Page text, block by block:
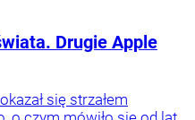
Drugie Apple
się strzałem